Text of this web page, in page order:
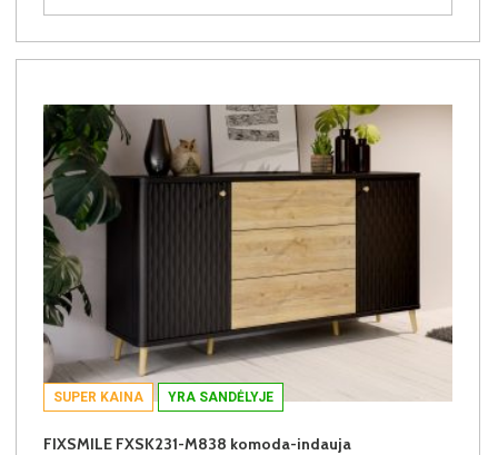
SUPER KAINA YRA SANDĖLYJE
FIXSMILE FXSK231-M838 komoda-indauja